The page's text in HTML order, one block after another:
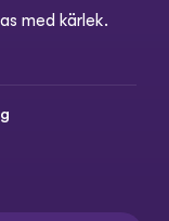
med kärlek.